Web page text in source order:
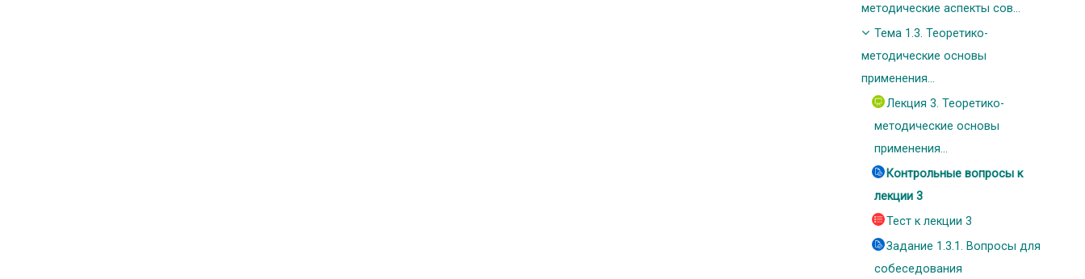
методические аспекты сов...
Тема 1.3. Теоретико-
методические основы
применения...
Лекция 3. Теоретико-
методические основы
применения...
Контрольные вопросы к
лекции 3
Тест к лекции 3
Задание 1.3.1. Вопросы для
собеседования